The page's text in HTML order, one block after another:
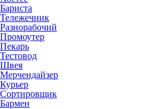
Бариста
Тележечник
Разнорабочий
Промоутер
Пекарь
Тестовод
Швея
Мерчендайзер
Курьер
Сортировщик
Бармен